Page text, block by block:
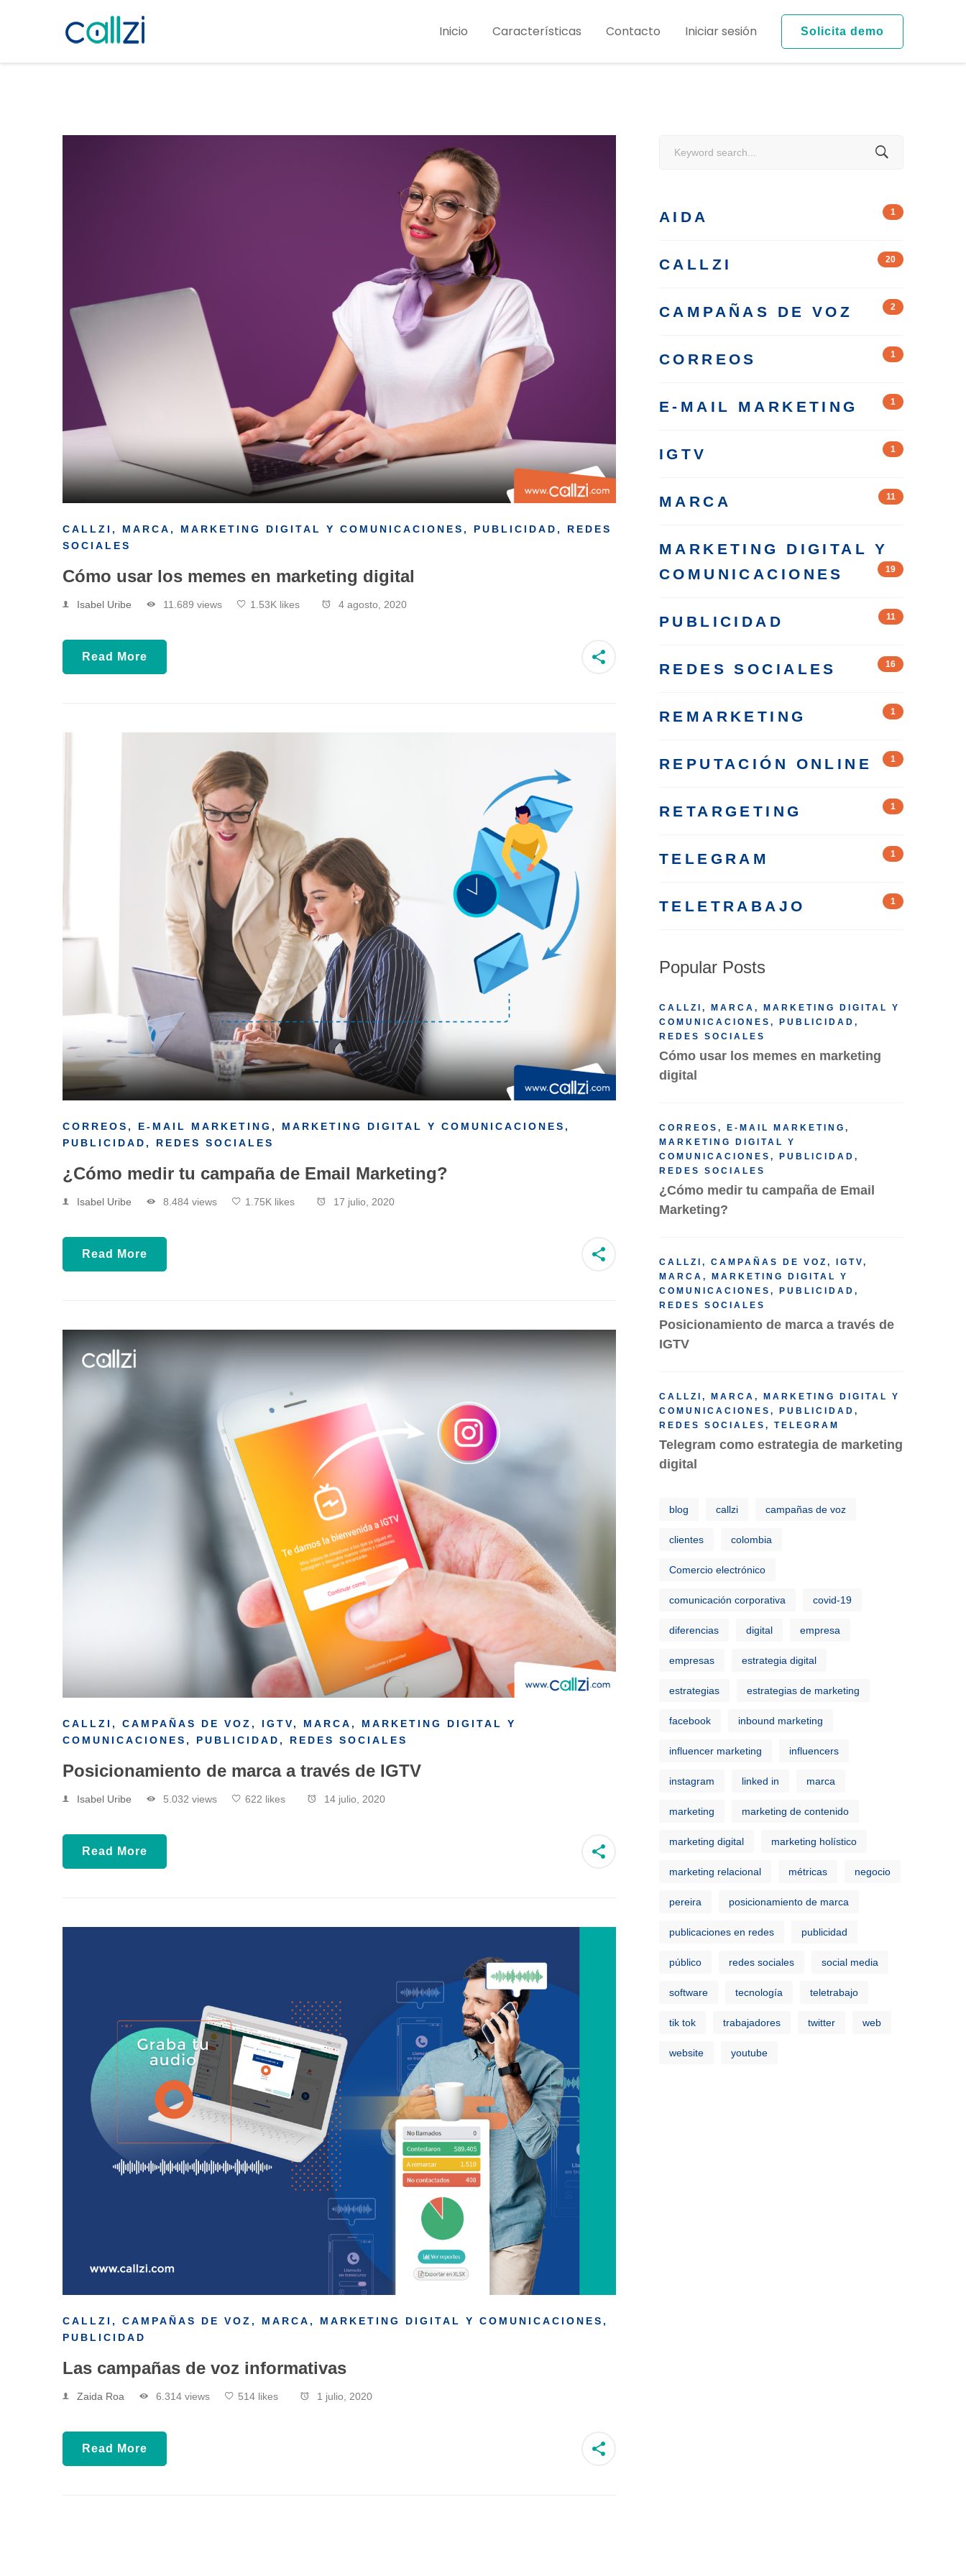
Inicio Características Contacto Iniciar sesión Solicita demo
CALLZI , MARCA , MARKETING DIGITAL Y COMUNICACIONES , PUBLICIDAD , REDES
SOCIALES
Cómo usar los memes en marketing digital
Isabel Uribe 11.689 views 1.53K likes 4 agosto, 2020
Read More
CORREOS , E-MAIL MARKETING , MARKETING DIGITAL Y COMUNICACIONES ,
PUBLICIDAD , REDES SOCIALES
¿Cómo medir tu campaña de Email Marketing?
Isabel Uribe 8.484 views 1.75K likes 17 julio, 2020
Read More
CALLZI , CAMPAÑAS DE VOZ , IGTV, MARCA , MARKETING DIGITAL Y
COMUNICACIONES , PUBLICIDAD , REDES SOCIALES
Posicionamiento de marca a través de IGTV
Isabel Uribe 5.032 views 622 likes 14 julio, 2020
Read More
CALLZI , CAMPAÑAS DE VOZ , MARCA , MARKETING DIGITAL Y COMUNICACIONES ,
PUBLICIDAD
Las campañas de voz informativas
Zaida Roa 6.314 views 514 likes 1 julio, 2020
Read More
Search
AIDA 1
CALLZI 20
CAMPAÑAS DE VOZ 2
CORREOS 1
E-MAIL MARKETING 1
IGTV 1
MARCA 11
MARKETING DIGITAL Y
COMUNICACIONES
19
PUBLICIDAD 11
REDES SOCIALES 16
REMARKETING 1
REPUTACIÓN ONLINE 1
RETARGETING 1
TELEGRAM 1
TELETRABAJO 1
Popular Posts
CALLZI , MARCA ,
MARKETING DIGITAL Y
COMUNICACIONES , PUBLICIDAD ,
REDES SOCIALES
Cómo usar los memes en marketing
digital
CORREOS , E-MAIL MARKETING ,
MARKETING DIGITAL Y
COMUNICACIONES , PUBLICIDAD ,
REDES SOCIALES
¿Cómo medir tu campaña de Email
Marketing?
CALLZI , CAMPAÑAS DE VOZ , IGTV,
MARCA ,
MARKETING DIGITAL Y
COMUNICACIONES , PUBLICIDAD ,
REDES SOCIALES
Posicionamiento de marca a través de
IGTV
CALLZI , MARCA ,
MARKETING DIGITAL Y
COMUNICACIONES , PUBLICIDAD ,
REDES SOCIALES , TELEGRAM
Telegram como estrategia de marketing
digital
blog callzi campañas de voz
clientes colombia
Comercio electrónico
comunicación corporativa covid-19
diferencias digital empresa
empresas estrategia digital
estrategias estrategias de marketing
facebook inbound marketing
influencer marketing influencers
instagram linked in marca
marketing marketing de contenido
marketing digital marketing holístico
marketing relacional métricas negocio
pereira posicionamiento de marca
publicaciones en redes publicidad
público redes sociales social media
software tecnología teletrabajo
tik tok trabajadores twitter web
website youtube